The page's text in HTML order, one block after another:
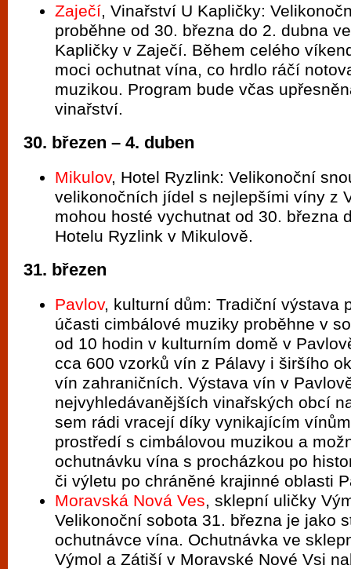
Zaječí, Vinařství U Kapličky:
proběhne od 30. března do 2. dubna
Kapličky v Zaječí. Během celého
moci ochutnat vína, co hrdlo ráčí
muzikou. Program bude včas
vinařství.
30. březen – 4. duben
Mikulov, Hotel Ryzlink: Velikonoční
velikonočních jídel s nejlepšími víny z
mohou hosté vychutnat od 30. března
Hotelu Ryzlink v Mikulově.
31. březen
Pavlov, kulturní dům: Tradiční výstava
účasti cimbálové muziky proběhne v
od 10 hodin v kulturním domě v
cca 600 vzorků vín z Pálavy i širšího
vín zahraničních. Výstava vín v
nejvyhledávanějších vinařských obcí
sem rádi vracejí díky vynikajícím
prostředí s cimbálovou muzikou a
ochutnávku vína s procházkou po
či výletu po chráněné krajinné oblasti
Moravská Nová Ves, sklepní uličky
Velikonoční sobota 31. března je jako
ochutnávce vína. Ochutnávka ve
Výmol a Zátiší v Moravské Nové Vsi